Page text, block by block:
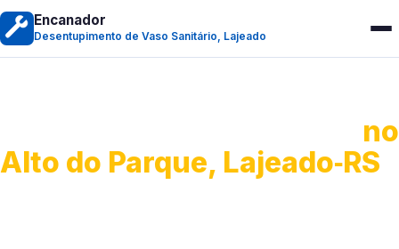
Encanador
Desentupimento de Vaso Sanitário, Lajeado
no
Alto do Parque, Lajeado‑RS